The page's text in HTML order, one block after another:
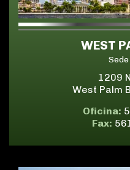
WEST
1209
West Palm
Oficina:
Fax: